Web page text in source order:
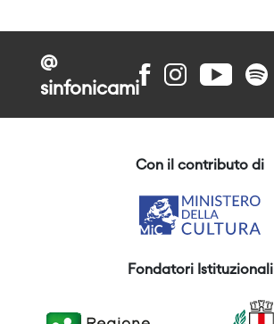
@
sinfonicami
Con il contributo di
Fondatori Istituzionali